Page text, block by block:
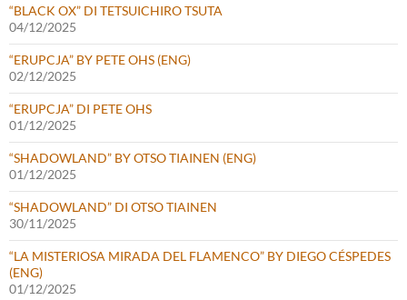
“BLACK OX” DI TETSUICHIRO TSUTA
04/12/2025
“ERUPCJA” BY PETE OHS (ENG)
02/12/2025
“ERUPCJA” DI PETE OHS
01/12/2025
“SHADOWLAND” BY OTSO TIAINEN (ENG)
01/12/2025
“SHADOWLAND” DI OTSO TIAINEN
30/11/2025
“LA MISTERIOSA MIRADA DEL FLAMENCO” BY DIEGO CÉSPEDES
(ENG)
01/12/2025